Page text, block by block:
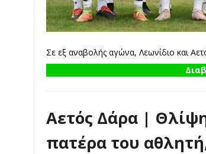
Σε εξ αναβολής αγώνα, Λεωνίδιο και
Αετός Δάρα |
πατέρα του